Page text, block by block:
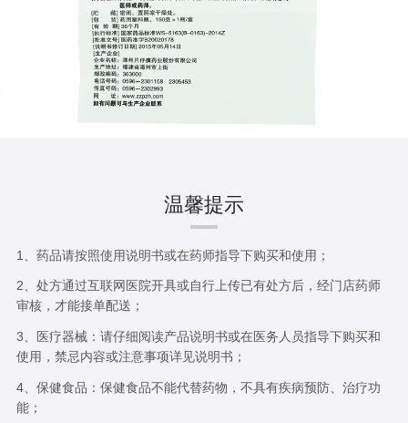
温馨提示
1、药品请按照使用说明书或在药师指导下购买和使用；
2、处方通过互联网医院开具或自行上传已有处方后，经门店药师
审核，才能接单配送；
3、医疗器械：请仔细阅读产品说明书或在医务人员指导下购买和
使用，禁忌内容或注意事项详见说明书；
4、保健食品：保健食品不能代替药物，不具有疾病预防、治疗功
能；